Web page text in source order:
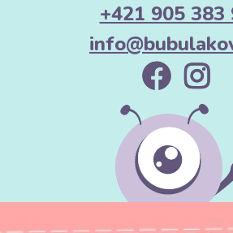
+421 905 383